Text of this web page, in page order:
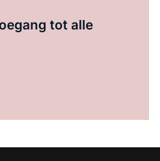
tot alle